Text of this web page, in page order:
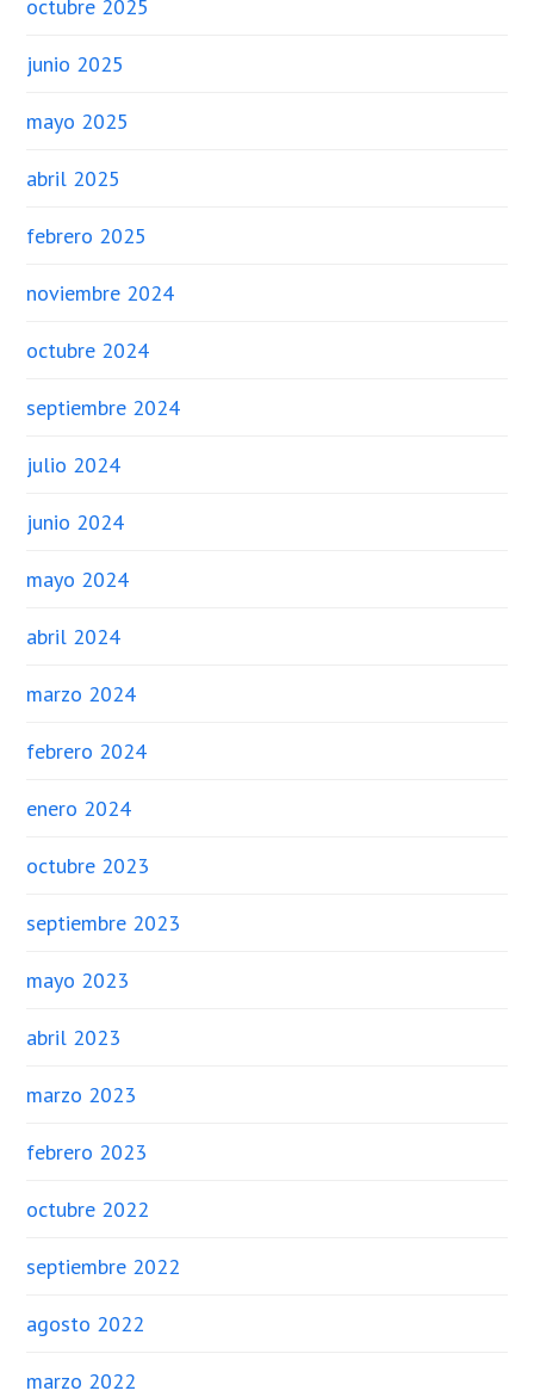
octubre 2025
junio 2025
mayo 2025
abril 2025
febrero 2025
noviembre 2024
octubre 2024
septiembre 2024
julio 2024
junio 2024
mayo 2024
abril 2024
marzo 2024
febrero 2024
enero 2024
octubre 2023
septiembre 2023
mayo 2023
abril 2023
marzo 2023
febrero 2023
octubre 2022
septiembre 2022
agosto 2022
marzo 2022